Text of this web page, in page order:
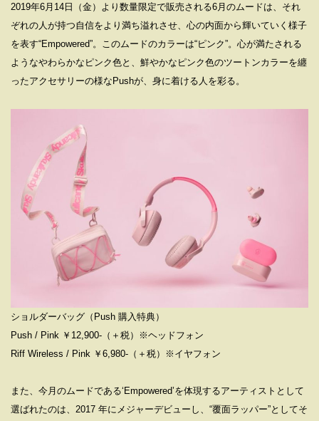
2019年6月14日（金）より数量限定で販売される6月のムードは、それ
ぞれの人が持つ自信をより満ち溢れさせ、心の内面から輝いていく様子
を表す“Empowered”。このムードのカラーは“ピンク”。心が満たされる
ようなやわらかなピンク色と、鮮やかなピンク色のツートンカラーを纏
ったアクセサリーの様なPushが、身に着ける人を彩る。
ショルダーバッグ（Push 購入特典）
Push / Pink ￥12,900-（＋税）※ヘッドフォン
Riff Wireless / Pink ￥6,980-（＋税）※イヤフォン
また、今月のムードである‘Empowered’を体現するアーティストとして
選ばれたのは、2017 年にメジャーデビューし、“覆面ラッパー”としてそ